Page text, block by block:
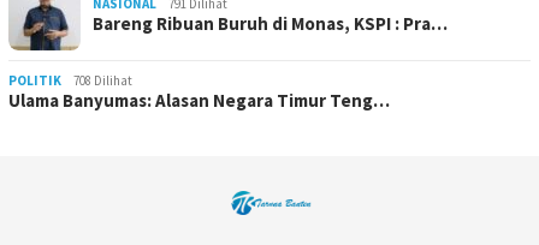
Bareng Ribuan Buruh di Monas, KSPI : Pra…
POLITIK 708 Dilihat
Ulama Banyumas: Alasan Negara Timur Teng…